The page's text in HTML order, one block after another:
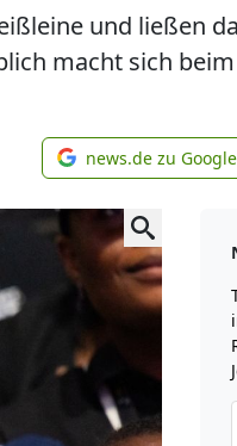
und ließen
macht sich
news.de zu